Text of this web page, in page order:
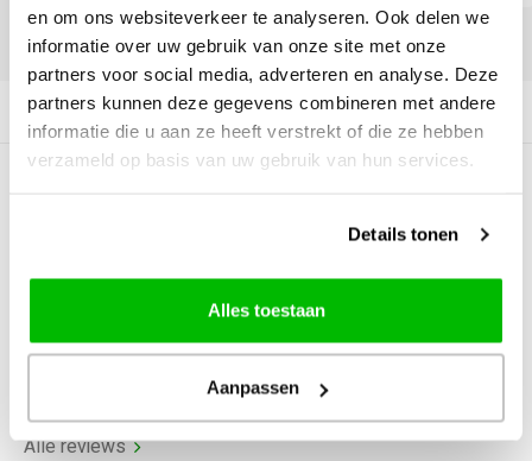
en om ons websiteverkeer te analyseren. Ook delen we
informatie over uw gebruik van onze site met onze
partners voor social media, adverteren en analyse. Deze
partners kunnen deze gegevens combineren met andere
informatie die u aan ze heeft verstrekt of die ze hebben
verzameld op basis van uw gebruik van hun services.
Details tonen
Alles toestaan
Aanpassen
DELEN:
Productomschrijving
Alle reviews